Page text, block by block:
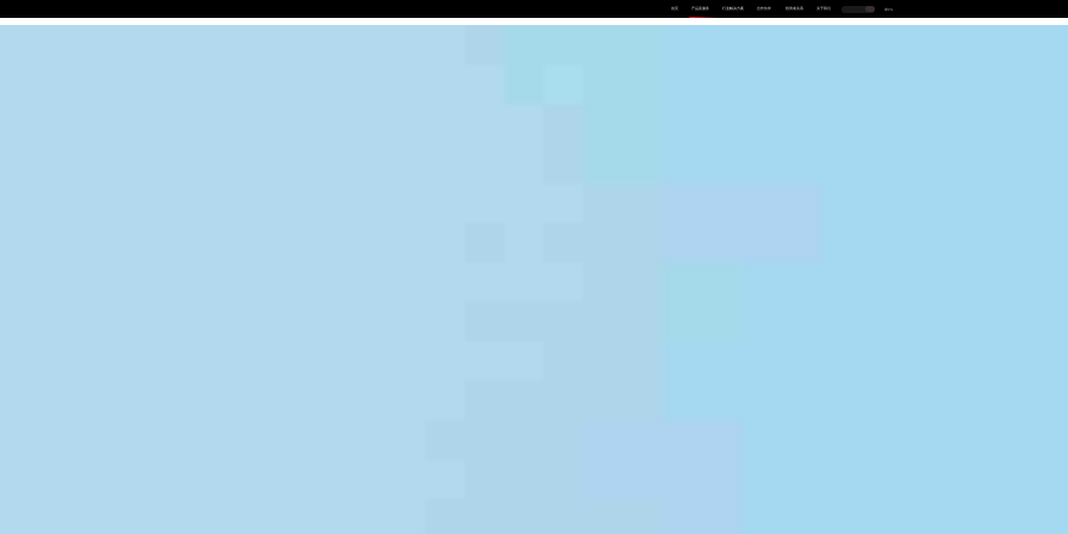
首页 产品及服务 行业解决方案 合作伙伴 投资者关系 关于我们 中EN